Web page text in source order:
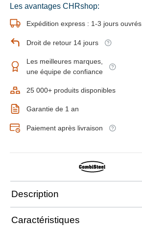
Les avantages CHRshop:
Expédition express : 1-3 jours ouvrés
Droit de retour 14 jours
Les meilleures marques,
une équipe de confiance
25 000+ produits disponibles
Garantie de 1 an
Paiement après livraison
Description
Caractéristiques